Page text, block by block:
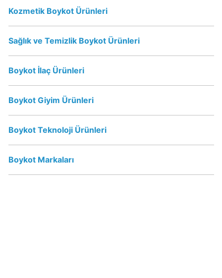
yoğurt
Boykot
mu?
Dost
yoğurt
süt
Kimin
Sahibi
Kim?
Kozmetik Boykot Ürünleri
Sağlık ve Temizlik Boykot Ürünleri
Boykot İlaç Ürünleri
Boykot Giyim Ürünleri
Boykot Teknoloji Ürünleri
Boykot Markaları